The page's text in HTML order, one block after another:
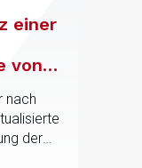
einer
von
nach
der